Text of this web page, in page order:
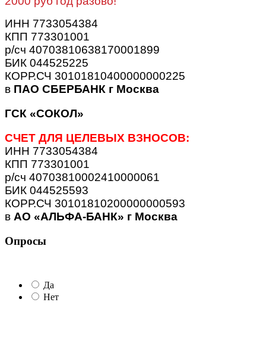
ИНН 7733054384
КПП 773301001
р/сч 40703810638170001899
БИК 044525225
КОРР.СЧ 30101810400000000225
в ПАО СБЕРБАНК г Москва
ГСК «СОКОЛ»
СЧЕТ ДЛЯ ЦЕЛЕВЫХ ВЗНОСОВ:
ИНН 7733054384
КПП 773301001
р/сч 40703810002410000061
БИК 044525593
КОРР.СЧ 30101810200000000593
в АО «АЛЬФА-БАНК» г Москва
Опросы
Да
Нет